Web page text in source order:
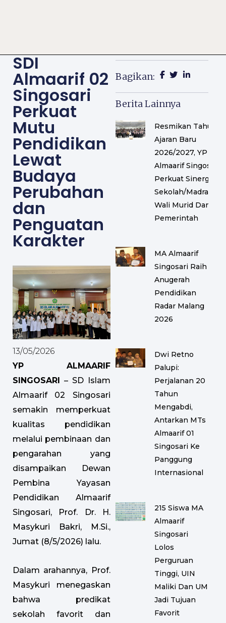
SDI
Almaarif 02
Singosari
Perkuat
Mutu
Pendidikan
Lewat
Budaya
Perubahan
dan
Penguatan
Karakter
13/05/2026
YP ALMAARIF
SINGOSARI – SD Islam
Almaarif 02 Singosari
semakin memperkuat
kualitas pendidikan
melalui pembinaan dan
pengarahan yang
disampaikan Dewan
Pembina Yayasan
Pendidikan Almaarif
Singosari, Prof. Dr. H.
Masykuri Bakri, M.Si.,
Jumat (8/5/2026) lalu.
Dalam arahannya, Prof.
Masykuri menegaskan
bahwa predikat
sekolah favorit dan
Bagikan:
Berita Lainnya
Resmikan Tahun
Ajaran Baru
2026/2027, YP
Almaarif Singosari
Perkuat Sinergi
Sekolah/Madrasah,
Wali Murid Dan
Pemerintah
MA Almaarif
Singosari Raih
Anugerah
Pendidikan
Radar Malang
2026
Dwi Retno
Palupi:
Perjalanan 20
Tahun
Mengabdi,
Antarkan MTs
Almaarif 01
Singosari Ke
Panggung
Internasional
215 Siswa MA
Almaarif
Singosari
Lolos
Perguruan
Tinggi, UIN
Maliki Dan UM
Jadi Tujuan
Favorit